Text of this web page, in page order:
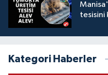
tesisini
Kategori Haberler